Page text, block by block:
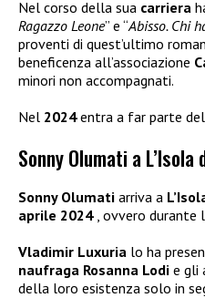
Nel corso della sua carriera
Ragazzo Leone” e “Abisso. Chi
proventi di quest’ultimo
beneficenza all’associazione
minori non accompagnati.
Nel 2024entra a far parte del
Sonny Olumati a L’Isola
Sonny Olumati arriva a
aprile 2024, ovvero durante
Vladimir Luxuria lo ha
naufraga Rosanna Lodi e gli
della loro esistenza solo in